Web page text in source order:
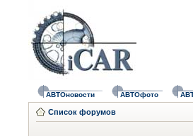
АВТОновости АВТОфото
Список форумов